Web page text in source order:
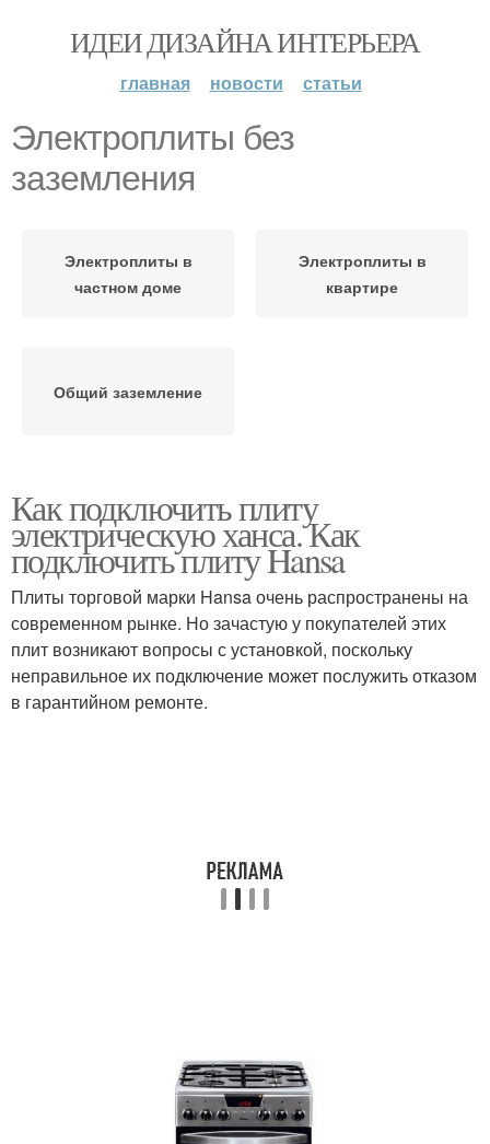
ИДЕИ ДИЗАЙНА ИНТЕРЬЕРА
главная новости статьи
Электроплиты без
заземления
Электроплиты в
частном доме
Электроплиты в
квартире
Общий заземление
Как подключить плиту
электрическую ханса. Как
подключить плиту Hansa
Плиты торговой марки Hansa очень распространены на
современном рынке. Но зачастую у покупателей этих
плит возникают вопросы с установкой, поскольку
неправильное их подключение может послужить отказом
в гарантийном ремонте.